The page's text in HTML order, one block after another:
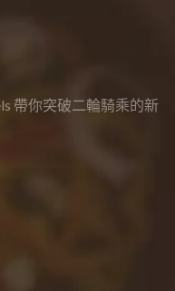
帶你突破二輪騎乘的新